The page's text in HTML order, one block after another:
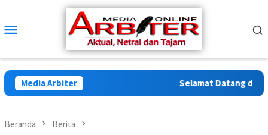
konten
Mobile
Media Arbiter Selamat Datang di
Beranda Berita